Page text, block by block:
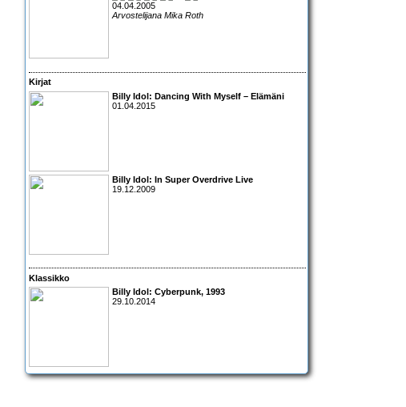
04.04.2005
Arvostelijana Mika Roth
Kirjat
Billy Idol: Dancing With Myself – Elämäni
01.04.2015
Billy Idol: In Super Overdrive Live
19.12.2009
Klassikko
Billy Idol: Cyberpunk, 1993
29.10.2014